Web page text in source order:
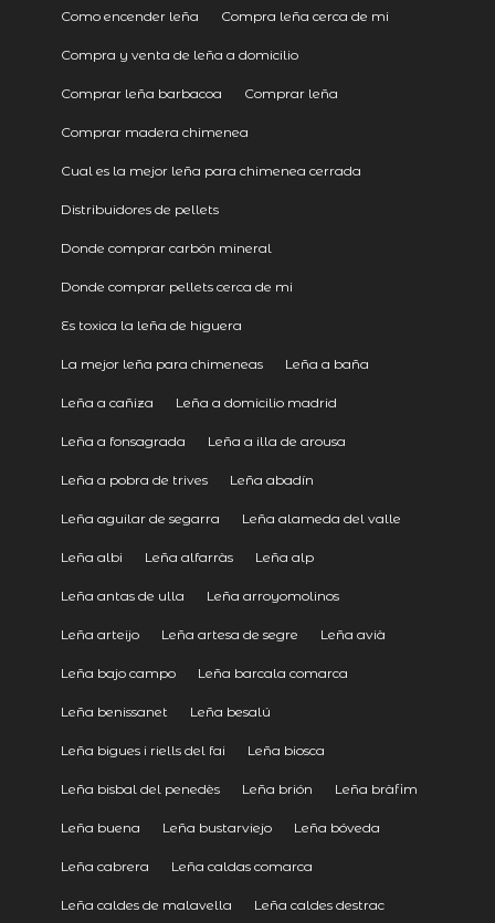
Como encender leña Compra leña cerca de mi
Compra y venta de leña a domicilio
Comprar leña barbacoa Comprar leña
Comprar madera chimenea
Cual es la mejor leña para chimenea cerrada
Distribuidores de pellets
Donde comprar carbón mineral
Donde comprar pellets cerca de mi
Es toxica la leña de higuera
La mejor leña para chimeneas Leña a baña
Leña a cañiza Leña a domicilio madrid
Leña a fonsagrada Leña a illa de arousa
Leña a pobra de trives Leña abadín
Leña aguilar de segarra Leña alameda del valle
Leña albi Leña alfarràs Leña alp
Leña antas de ulla Leña arroyomolinos
Leña arteijo Leña artesa de segre Leña avià
Leña bajo campo Leña barcala comarca
Leña benissanet Leña besalú
Leña bigues i riells del fai Leña biosca
Leña bisbal del penedès Leña brión Leña bràfim
Leña buena Leña bustarviejo Leña bóveda
Leña cabrera Leña caldas comarca
Leña caldes de malavella Leña caldes destrac